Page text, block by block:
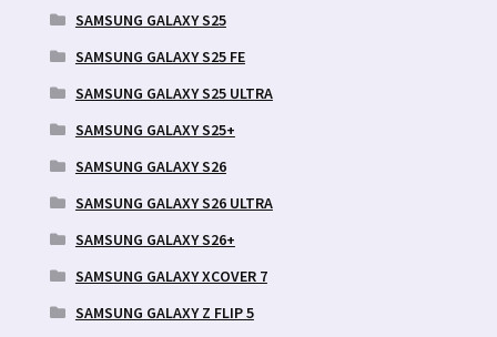
SAMSUNG GALAXY S25
SAMSUNG GALAXY S25 FE
SAMSUNG GALAXY S25 ULTRA
SAMSUNG GALAXY S25+
SAMSUNG GALAXY S26
SAMSUNG GALAXY S26 ULTRA
SAMSUNG GALAXY S26+
SAMSUNG GALAXY XCOVER 7
SAMSUNG GALAXY Z FLIP 5